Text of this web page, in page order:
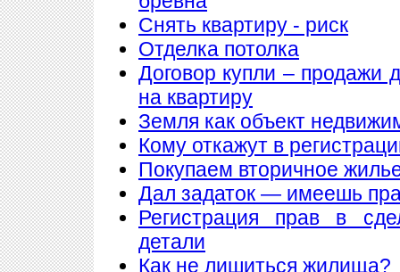
Снять квартиру - риск
Отделка потолка
Договор купли – продажи
на квартиру
Земля как объект
Кому откажут в
Покупаем вторичное
Дал задаток — имеешь
Регистрация прав в
детали
Как не лишиться жилища?